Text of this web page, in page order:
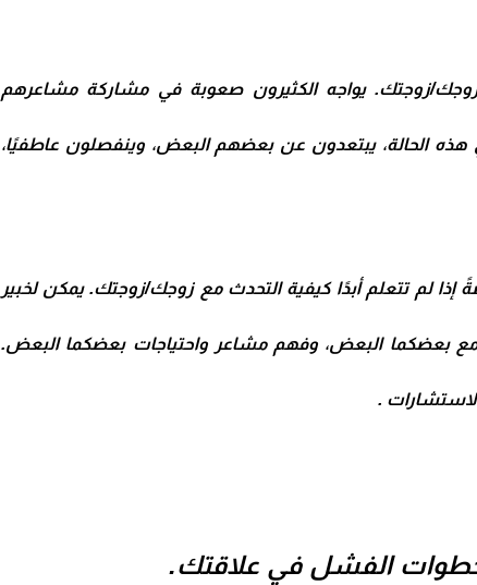
زوجتك. يواجه الكثيرون صعوبة في مشاركة مشاعرهم
هذه الحالة، يبتعدون عن بعضهم البعض، وينفصلون عاطفيًا،
إذا لم تتعلم أبدًا كيفية التحدث مع زوجك/زوجتك. يمكن لخبير
بعضكما البعض، وفهم مشاعر واحتياجات بعضكما البعض.
.
خطوات الفشل في علاقتك.